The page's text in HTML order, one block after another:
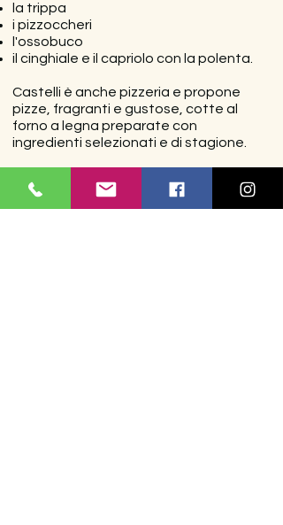
PRENOTAZIONI E INFORMAZIONI
la trippa
i pizzoccheri
l'ossobuco
il cinghiale e il capriolo con la polenta.
Castelli è anche pizzeria e propone
pizze, fragranti e gustose, cotte al
forno a legna preparate con
ingredienti selezionati e di stagione.